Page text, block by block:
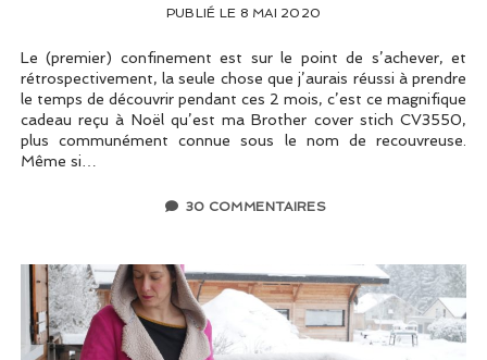
PUBLIÉ LE 8 MAI 2020
Le (premier) confinement est sur le point de s’achever, et
rétrospectivement, la seule chose que j’aurais réussi à prendre
le temps de découvrir pendant ces 2 mois, c’est ce magnifique
cadeau reçu à Noël qu’est ma Brother cover stich CV3550,
plus communément connue sous le nom de recouvreuse.
Même si…
30 COMMENTAIRES